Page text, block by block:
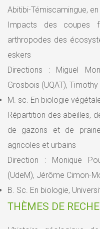
Abitibi-Témiscamingue,
Impacts des coupes
arthropodes des
eskers
Directions : Miguel
Grosbois (UQAT), Timothy
M. sc. En biologie
Répartition des abeilles,
de gazons et de
agricoles et urbains
Direction : Monique
(UdeM), Jérôme Cimon-
B. Sc. En biologie,
THÈMES DE